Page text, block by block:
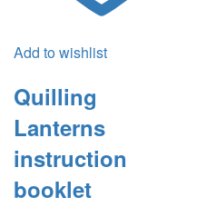
Add to wishlist
Quilling
Lanterns
instruction
booklet